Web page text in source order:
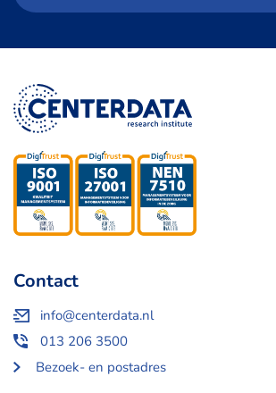
Contact
info@centerdata.nl
013 206 3500
Bezoek- en postadres